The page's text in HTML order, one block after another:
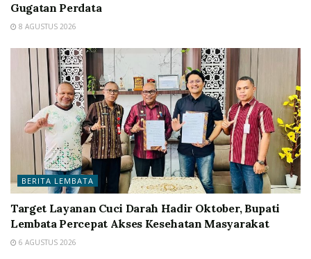
Gugatan Perdata
8 AGUSTUS 2026
BERITA LEMBATA
Target Layanan Cuci Darah Hadir Oktober, Bupati
Lembata Percepat Akses Kesehatan Masyarakat
6 AGUSTUS 2026